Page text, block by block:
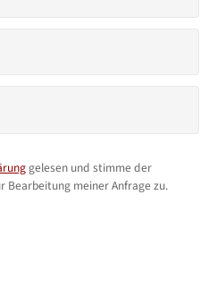
gelesen und stimme der
Bearbeitung meiner Anfrage zu.